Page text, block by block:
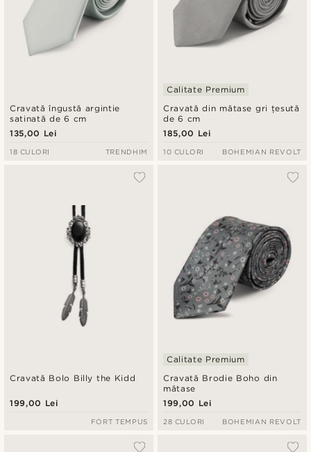
Cravată îngustă argintie
satinată de 6 cm
135,00 Lei
18 CULORI TRENDHIM
Cravată din mătase gri țesută
de 6 cm
Calitate Premium
185,00 Lei
10 CULORI BOHEMIAN REVOLT
Cravată Bolo Billy the Kidd
199,00 Lei
FORT TEMPUS
Cravată Brodie Boho din
mătase
Calitate Premium
199,00 Lei
28 CULORI BOHEMIAN REVOLT